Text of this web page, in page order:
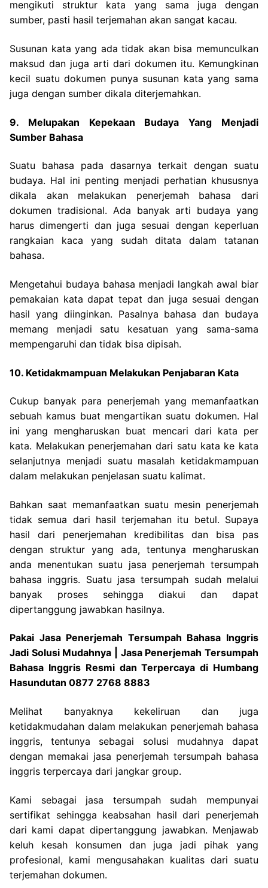
mengikuti struktur kata yang sama juga dengan
sumber, pasti hasil terjemahan akan sangat kacau.
Susunan kata yang ada tidak akan bisa memunculkan
maksud dan juga arti dari dokumen itu. Kemungkinan
kecil suatu dokumen punya susunan kata yang sama
juga dengan sumber dikala diterjemahkan.
9. Melupakan Kepekaan Budaya Yang Menjadi
Sumber Bahasa
Suatu bahasa pada dasarnya terkait dengan suatu
budaya. Hal ini penting menjadi perhatian khususnya
dikala akan melakukan penerjemah bahasa dari
dokumen tradisional. Ada banyak arti budaya yang
harus dimengerti dan juga sesuai dengan keperluan
rangkaian kaca yang sudah ditata dalam tatanan
bahasa.
Mengetahui budaya bahasa menjadi langkah awal biar
pemakaian kata dapat tepat dan juga sesuai dengan
hasil yang diinginkan. Pasalnya bahasa dan budaya
memang menjadi satu kesatuan yang sama-sama
mempengaruhi dan tidak bisa dipisah.
10. Ketidakmampuan Melakukan Penjabaran Kata
Cukup banyak para penerjemah yang memanfaatkan
sebuah kamus buat mengartikan suatu dokumen. Hal
ini yang mengharuskan buat mencari dari kata per
kata. Melakukan penerjemahan dari satu kata ke kata
selanjutnya menjadi suatu masalah ketidakmampuan
dalam melakukan penjelasan suatu kalimat.
Bahkan saat memanfaatkan suatu mesin penerjemah
tidak semua dari hasil terjemahan itu betul. Supaya
hasil dari penerjemahan kredibilitas dan bisa pas
dengan struktur yang ada, tentunya mengharuskan
anda menentukan suatu jasa penerjemah tersumpah
bahasa inggris. Suatu jasa tersumpah sudah melalui
banyak proses sehingga diakui dan dapat
dipertanggung jawabkan hasilnya.
Pakai Jasa Penerjemah Tersumpah Bahasa Inggris
Jadi Solusi Mudahnya | Jasa Penerjemah Tersumpah
Bahasa Inggris Resmi dan Terpercaya di Humbang
Hasundutan 0877 2768 8883
Melihat banyaknya kekeliruan dan juga
ketidakmudahan dalam melakukan penerjemah bahasa
inggris, tentunya sebagai solusi mudahnya dapat
dengan memakai jasa penerjemah tersumpah bahasa
inggris terpercaya dari jangkar group.
Kami sebagai jasa tersumpah sudah mempunyai
sertifikat sehingga keabsahan hasil dari penerjemah
dari kami dapat dipertanggung jawabkan. Menjawab
keluh kesah konsumen dan juga jadi pihak yang
profesional, kami mengusahakan kualitas dari suatu
terjemahan dokumen.